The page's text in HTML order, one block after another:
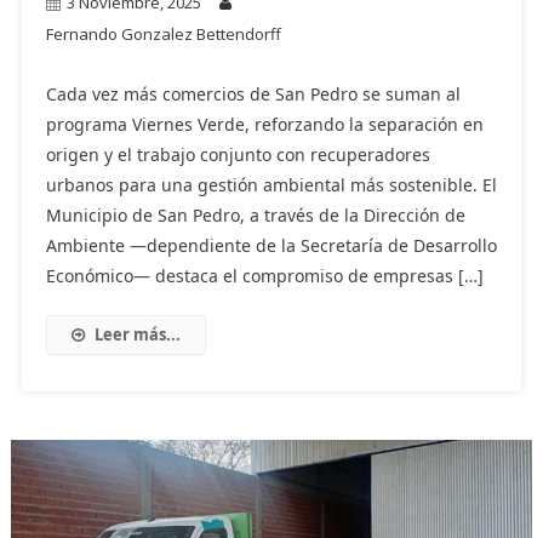
Fernando Gonzalez Bettendorff
Cada vez más comercios de San Pedro se suman al
programa Viernes Verde, reforzando la separación en
origen y el trabajo conjunto con recuperadores
urbanos para una gestión ambiental más sostenible. El
Municipio de San Pedro, a través de la Dirección de
Ambiente —dependiente de la Secretaría de Desarrollo
Económico— destaca el compromiso de empresas […]
Leer más...